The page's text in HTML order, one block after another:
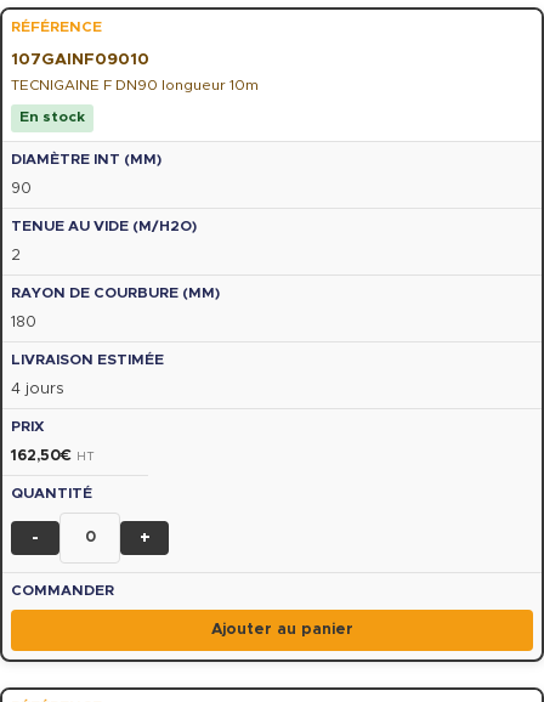
107GAINF09010
TECNIGAINE F DN90 longueur 10m
En stock
90
2
180
4 jours
162,50€ HT
- +
Ajouter au panier